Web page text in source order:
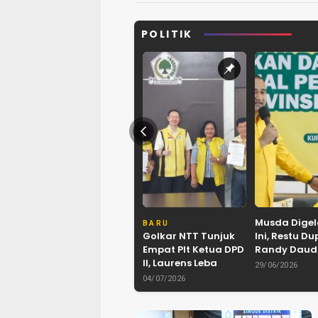
POLITIK
BARU
Golkar NTT Tunjuk
Empat Plt Ketua DPD
II, Laurens Leba
Tukan Pimpin Flores
Timur
04/07/2026
Musda
Ini, Restu
Randy
Tunggal
Kupang
29/06/2026